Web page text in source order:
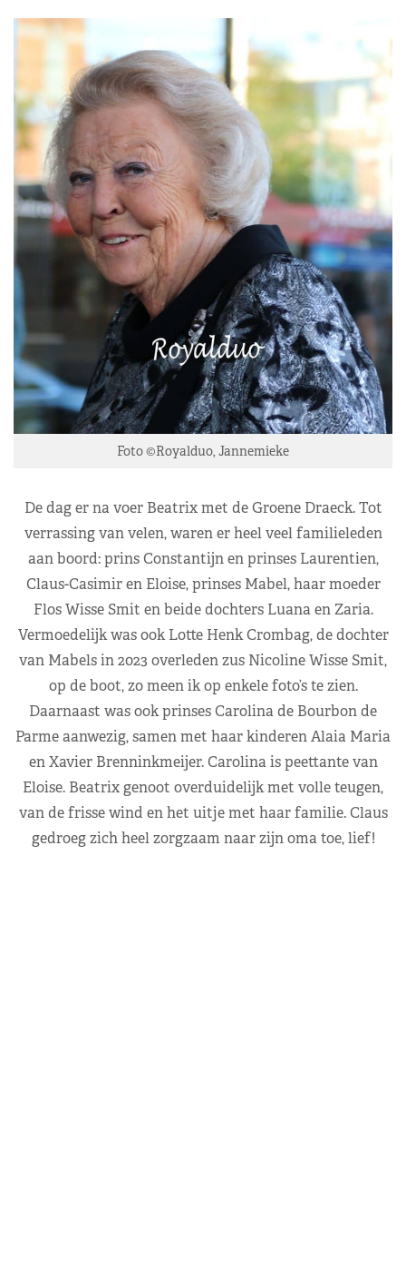
Foto ©Royalduo, Jannemieke
De dag er na voer Beatrix met de Groene Draeck. Tot
verrassing van velen, waren er heel veel familieleden
aan boord: prins Constantijn en prinses Laurentien,
Claus-Casimir en Eloise, prinses Mabel, haar moeder
Flos Wisse Smit en beide dochters Luana en Zaria.
Vermoedelijk was ook Lotte Henk Crombag, de dochter
van Mabels in 2023 overleden zus Nicoline Wisse Smit,
op de boot, zo meen ik op enkele foto’s te zien.
Daarnaast was ook prinses Carolina de Bourbon de
Parme aanwezig, samen met haar kinderen Alaia Maria
en Xavier Brenninkmeijer. Carolina is peettante van
Eloise. Beatrix genoot overduidelijk met volle teugen,
van de frisse wind en het uitje met haar familie. Claus
gedroeg zich heel zorgzaam naar zijn oma toe, lief!